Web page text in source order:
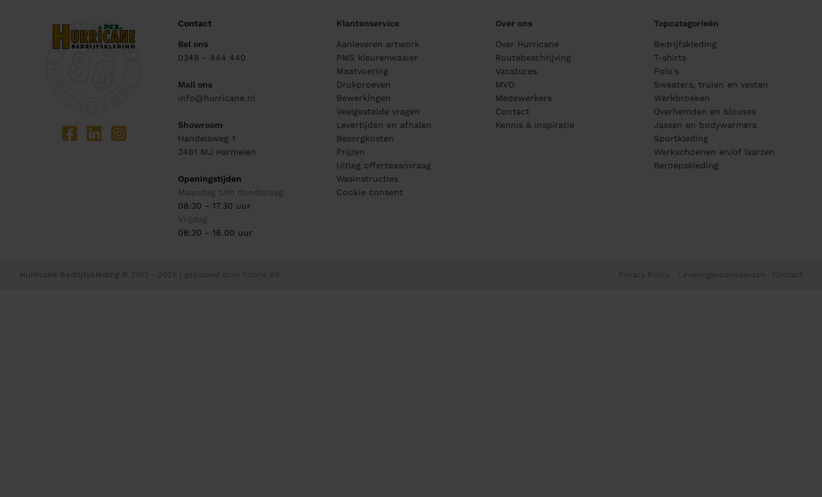
Contact
Bel ons
0348 - 444 440
Mail ons
info@hurricane.nl
Showroom
Handelsweg 1
3481 MJ Harmelen
Openingstijden
Maandag t/m donderdag
08:30 - 17.30 uur
Vrijdag
08:30 - 16.00 uur
Klantenservice
Aanleveren artwork
PMS kleurenwaaier
Maatvoering
Drukproeven
Bewerkingen
Veelgestelde vragen
Levertijden en afhalen
Bezorgkosten
Prijzen
Uitleg offerteaanvraag
Wasinstructies
Cookie consent
Over ons
Over Hurricane
Routebeschrijving
Vacatures
MVO
Medewerkers
Contact
Kennis & inspiratie
Topcategorieën
Bedrijfskleding
T-shirts
Polo's
Sweaters, truien en vesten
Werkbroeken
Overhemden en blouses
Jassen en bodywarmers
Sportkleding
Werkschoenen en/of laarzen
Beroepskleding
Hurricane Bedrijfskleding © 2013 - 2026 | gebouwd door flooris B.V. Privacy Policy Leveringsvoorwaarden Contact